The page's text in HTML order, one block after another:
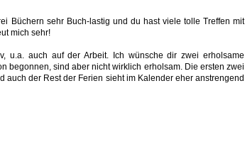
Büchern sehr Buch-lastig und du hast viele tolle Treffen mit
mich sehr!
u.a. auch auf der Arbeit. Ich wünsche dir zwei erholsame
begonnen, sind aber nicht wirklich erholsam. Die ersten zwei
auch der Rest der Ferien sieht im Kalender eher anstrengend